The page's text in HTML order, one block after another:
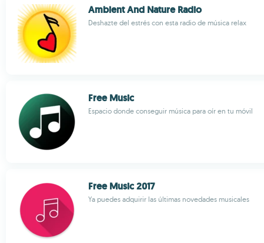
Ambient And Nature Radio
Deshazte del estrés con esta radio de música relax
Free Music
Espacio donde conseguir música para oír en tu móvil
Free Music 2017
Ya puedes adquirir las últimas novedades musicales